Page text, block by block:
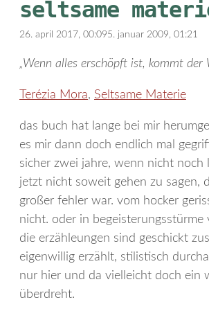
seltsame
26. april 2017, 00:095. januar 2009, 01:21
„Wenn alles erschöpft ist, kommt der
Terézia Mora, Seltsame Materie
das buch hat lange bei mir
es mir dann doch endlich mal
sicher zwei jahre, wenn nicht noch
jetzt nicht soweit gehen zu sagen,
großer fehler war. vom hocker
nicht. oder in begeisterungsstürme
die erzähleungen sind geschickt
eigenwillig erzählt, stilistisch
nur hier und da vielleicht doch ein
überdreht.